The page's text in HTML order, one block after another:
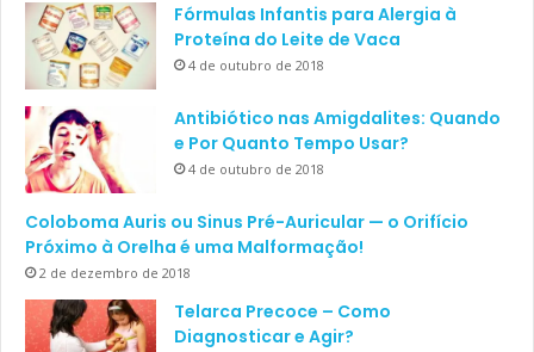
Fórmulas Infantis para Alergia à
Proteína do Leite de Vaca
4 de outubro de 2018
Antibiótico nas Amigdalites: Quando
e Por Quanto Tempo Usar?
4 de outubro de 2018
Coloboma Auris ou Sinus Pré-Auricular — o Orifício
Próximo à Orelha é uma Malformação!
2 de dezembro de 2018
Telarca Precoce – Como
Diagnosticar e Agir?